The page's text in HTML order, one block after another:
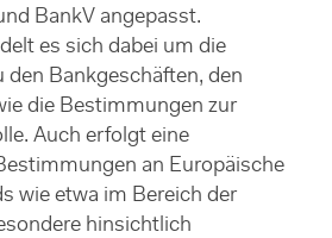
BankV angepasst.
es sich dabei um die
den Bankgeschäften, den
die Bestimmungen zur
Auch erfolgt eine
an Europäische
wie etwa im Bereich der
hinsichtlich